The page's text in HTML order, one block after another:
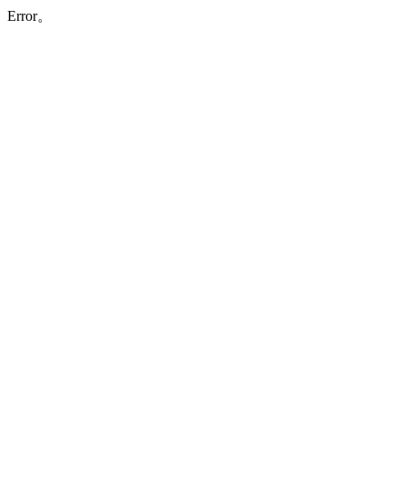
Error。